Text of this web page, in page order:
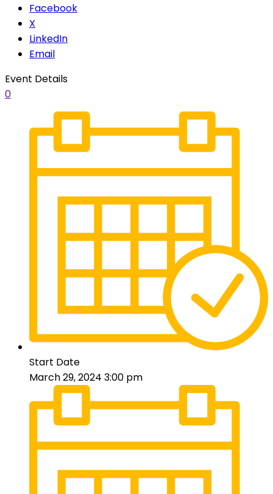
Facebook
X
LinkedIn
Email
Event Details
0
Start Date
March 29, 2024 3:00 pm